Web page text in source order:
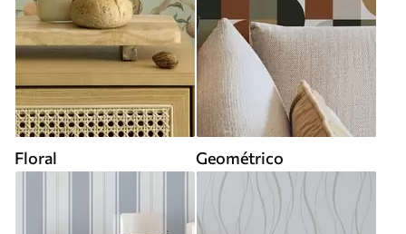
Floral Geométrico